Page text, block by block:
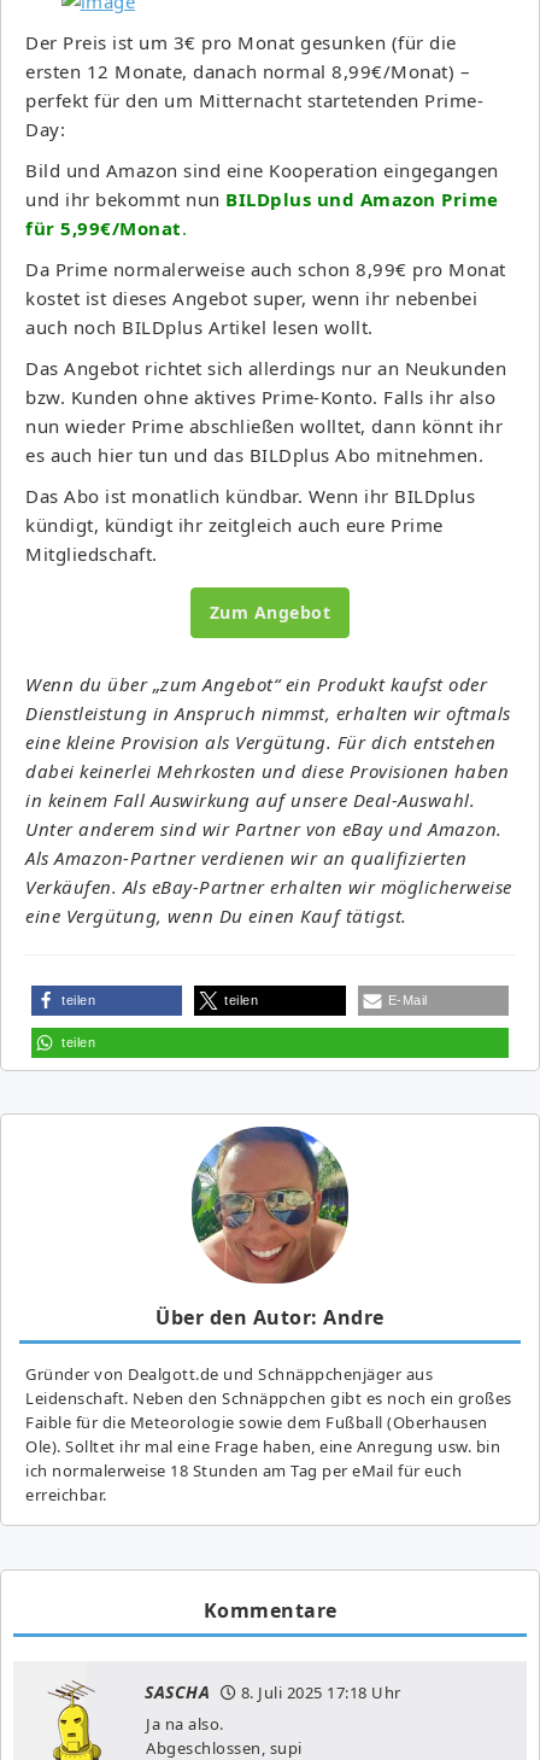
Der Preis ist um 3€ pro Monat gesunken (für die
ersten 12 Monate, danach normal 8,99€/Monat) –
perfekt für den um Mitternacht startetenden Prime-
Day:
Bild und Amazon sind eine Kooperation eingegangen
und ihr bekommt nun BILDplus und Amazon Prime
für 5,99€/Monat.
Da Prime normalerweise auch schon 8,99€ pro Monat
kostet ist dieses Angebot super, wenn ihr nebenbei
auch noch BILDplus Artikel lesen wollt.
Das Angebot richtet sich allerdings nur an Neukunden
bzw. Kunden ohne aktives Prime-Konto. Falls ihr also
nun wieder Prime abschließen wolltet, dann könnt ihr
es auch hier tun und das BILDplus Abo mitnehmen.
Das Abo ist monatlich kündbar. Wenn ihr BILDplus
kündigt, kündigt ihr zeitgleich auch eure Prime
Mitgliedschaft.
Zum Angebot
Wenn du über „zum Angebot“ ein Produkt kaufst oder
Dienstleistung in Anspruch nimmst, erhalten wir oftmals
eine kleine Provision als Vergütung. Für dich entstehen
dabei keinerlei Mehrkosten und diese Provisionen haben
in keinem Fall Auswirkung auf unsere Deal-Auswahl.
Unter anderem sind wir Partner von eBay und Amazon.
Als Amazon-Partner verdienen wir an qualifizierten
Verkäufen. Als eBay-Partner erhalten wir möglicherweise
eine Vergütung, wenn Du einen Kauf tätigst.
teilen teilen E-Mail
teilen
Über den Autor: Andre
Gründer von Dealgott.de und Schnäppchenjäger aus
Leidenschaft. Neben den Schnäppchen gibt es noch ein großes
Fai­ble für die Meteorologie sowie dem Fußball (Oberhausen
Ole). Solltet ihr mal eine Frage haben, eine Anregung usw. bin
ich normalerweise 18 Stunden am Tag per eMail für euch
erreichbar.
Kommentare
SASCHA 8. Juli 2025 17:18 Uhr
Ja na also.
Abgeschlossen, supi